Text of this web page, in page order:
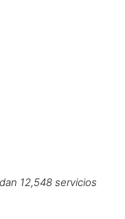
12,548 servicios